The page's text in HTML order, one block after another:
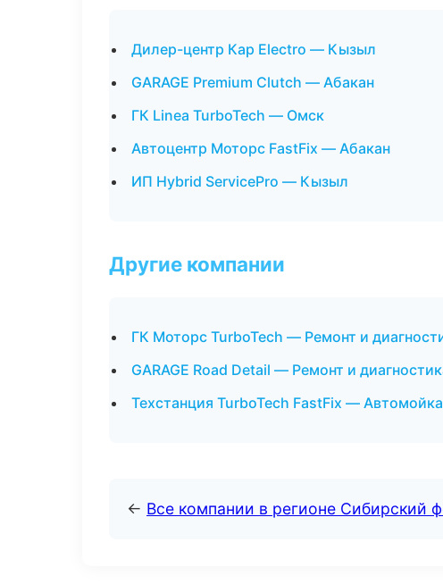
Дилер-центр Кар Electro — Кызыл
GARAGE Premium Clutch — Абакан
ГК Linea TurboTech — Омск
Автоцентр Моторс FastFix — Абакан
ИП Hybrid ServicePro — Кызыл
Другие компании
ГК Моторс TurboTech — Ремонт и
GARAGE Road Detail — Ремонт и
Техстанция TurboTech FastFix —
← Все компании в регионе Сибирский